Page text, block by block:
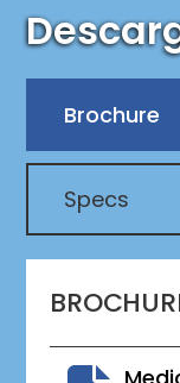
Brochure
Specs